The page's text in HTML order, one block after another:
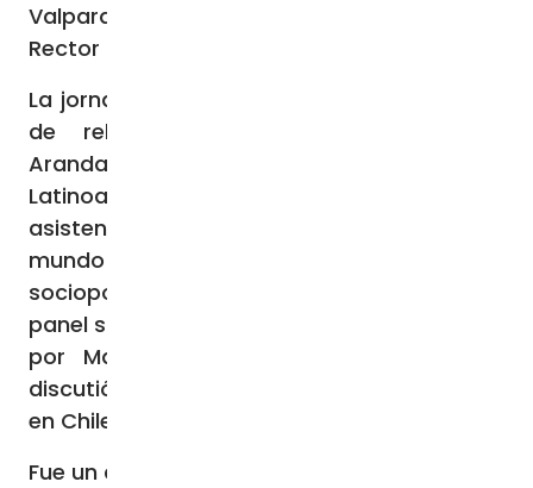
Valparaíso con FIDE, según informó el
Rector Nelson Vásquez.
La jornada inaugural incluyó dos ponencias
de relevancia. El académico Gilberto
Aranda, Doctor en Estudios
Latinoamericanos, dialogó con los
asistentes sobre las incertidumbres de un
mundo postpandémico y realizó un análisis
sociopolítico. Luego, se llevó a cabo un
panel social, político y educativo moderado
por María Loreto Jullian, en el que se
discutió el futuro de la educación particular
en Chile.
Fue un día intenso, cargado de emociones y